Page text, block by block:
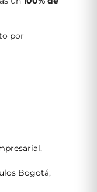
por
,
Bogotá,